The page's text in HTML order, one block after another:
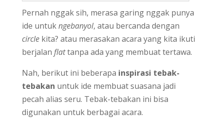
Pernah nggak sih, merasa garing nggak punya
ide untukngebanyol, atau bercanda dengan
circlekita? atau merasakan acara yang kita ikuti
berjalan flattanpa ada yang membuat tertawa.
Nah, berikut ini beberapa inspirasi tebak-
tebakan untuk ide membuat suasana jadi
pecah alias seru. Tebak-tebakan ini bisa
digunakan untuk berbagai acara.